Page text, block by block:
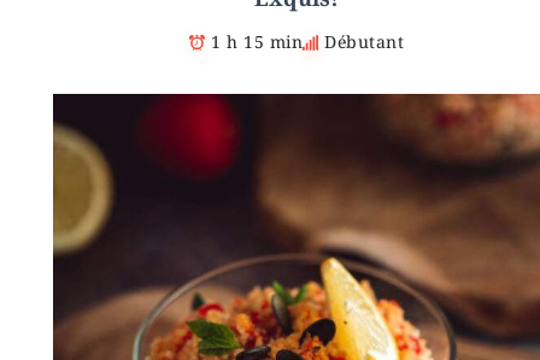
1 h 15 min Débutant